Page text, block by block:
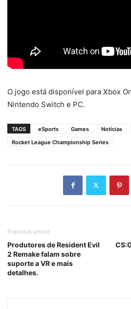
O jogo está disponível para Xbox
Nintendo Switch e PC.
TAGS eSports Games Notícias
Rocket League Championship Series
Previous article
Produtores de Resident Evil
2 Remake falam sobre
suporte a VR e mais
detalhes.